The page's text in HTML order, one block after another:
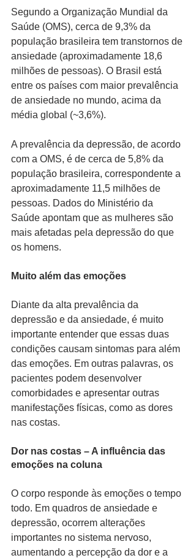
Segundo a Organização Mundial da
Saúde (OMS), cerca de 9,3% da
população brasileira tem transtornos de
ansiedade (aproximadamente 18,6
milhões de pessoas). O Brasil está
entre os países com maior prevalência
de ansiedade no mundo, acima da
média global (~3,6%).
A prevalência da depressão, de acordo
com a OMS, é de cerca de 5,8% da
população brasileira, correspondente a
aproximadamente 11,5 milhões de
pessoas. Dados do Ministério da
Saúde apontam que as mulheres são
mais afetadas pela depressão do que
os homens.
Muito além das emoções
Diante da alta prevalência da
depressão e da ansiedade, é muito
importante entender que essas duas
condições causam sintomas para além
das emoções. Em outras palavras, os
pacientes podem desenvolver
comorbidades e apresentar outras
manifestações físicas, como as dores
nas costas.
Dor nas costas – A influência das
emoções na coluna
O corpo responde às emoções o tempo
todo. Em quadros de ansiedade e
depressão, ocorrem alterações
importantes no sistema nervoso,
aumentando a percepção da dor e a